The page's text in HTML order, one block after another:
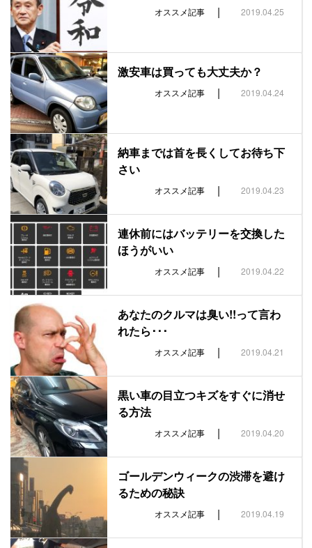
オススメ記事 | 2019.04.25
激安車は買っても大丈夫か？
オススメ記事 | 2019.04.24
納車までは首を長くしてお待ち下
さい
オススメ記事 | 2019.04.23
連休前にはバッテリーを交換した
ほうがいい
オススメ記事 | 2019.04.22
あなたのクルマは臭い!!って言わ
れたら･･･
オススメ記事 | 2019.04.21
黒い車の目立つキズをすぐに消せ
る方法
オススメ記事 | 2019.04.20
ゴールデンウィークの渋滞を避け
るための秘訣
オススメ記事 | 2019.04.19